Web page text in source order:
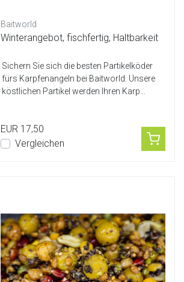
Baitworld
Winterangebot, fischfertig, Haltbarkeit
Sichern Sie sich die besten Partikelköder
fürs Karpfenangeln bei Baitworld. Unsere
köstlichen Partikel werden Ihren Karp...
EUR 17,50
Vergleichen